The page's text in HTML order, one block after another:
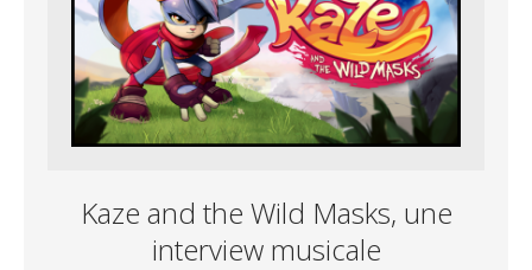
Kaze and the Wild Masks, une
interview musicale